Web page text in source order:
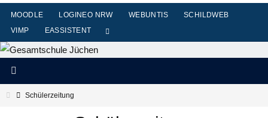
Zum
Inhalt
springen
MOODLE LOGINEO NRW WEBUNTIS
SCHILDWEB
VIMP
EASSISTENT
StartSchülerzeitung